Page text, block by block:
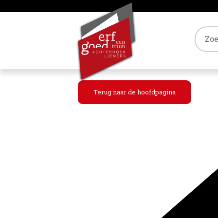
Terug naar de hoofdpagina